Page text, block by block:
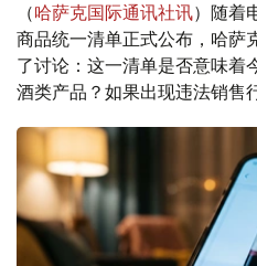
（哈萨克国际通讯社讯）随着
商品统一清单正式公布，哈萨
了讨论：这一清单是否意味着
酒类产品？如果出现违法销售